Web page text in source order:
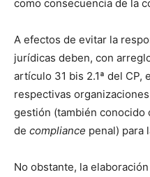
como consecuencia de la
A efectos de evitar la
jurídicas deben, con
artículo 31 bis 2.1ª del CP,
respectivas
gestión (también conocido
de compliance penal) para
No obstante, la